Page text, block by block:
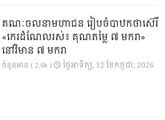
គណៈចលនាមហាជន រៀបចំបាឋកថាស៊េរី
«កេរដំណែលរស់៖ គុណតម្លៃ ៧ មករា»
នៅវិមាន ៧ មករា
ចំនួនអាន ( 2.6k ) ថ្ងៃ​អាទិត្យ, 12 ខែ​កក្កដា, 2026